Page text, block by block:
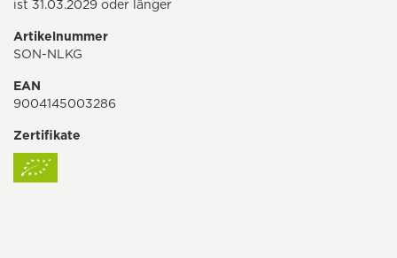
ist 31.03.2029 oder länger
Artikelnummer
SON-NLKG
EAN
9004145003286
Zertifikate